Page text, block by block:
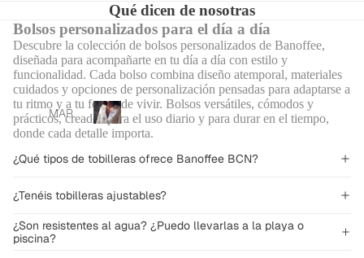
MAR
TA
BAN
E
BCN
Ready
to
wear
R
e
y
o
Qué dicen de nosotras
Bolsos personalizados para el día a día
Descubre la colección de bolsos personalizados de Banoffee,
diseñada para acompañarte en tu día a día con estilo y
funcionalidad. Cada bolso combina diseño atemporal, materiales
cuidados y opciones de personalización pensadas para adaptarse a
tu ritmo y a tu forma de vivir. Bolsos versátiles, cómodos y
prácticos, creados para el uso diario y para durar en el tiempo,
donde cada detalle importa.
¿Qué tipos de tobilleras ofrece Banoffee BCN?
¿Tenéis tobilleras ajustables?
¿Son resistentes al agua? ¿Puedo llevarlas a la playa o
piscina?